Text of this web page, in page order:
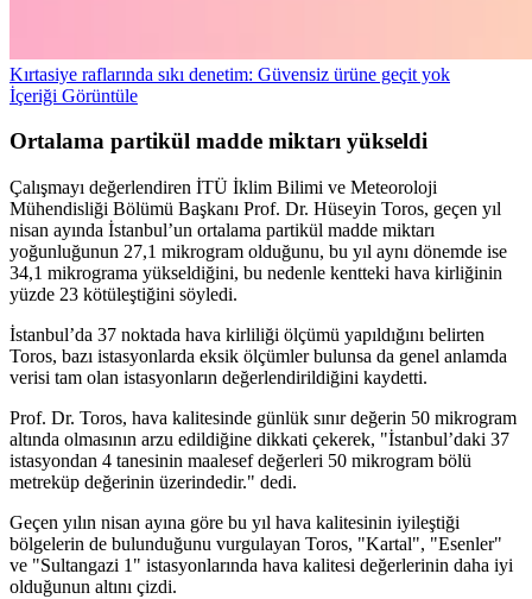
Kırtasiye raflarında sıkı denetim: Güvensiz ürüne geçit yok
İçeriği Görüntüle
Ortalama partikül madde miktarı yükseldi
Çalışmayı değerlendiren İTÜ İklim Bilimi ve Meteoroloji
Mühendisliği Bölümü Başkanı Prof. Dr. Hüseyin Toros, geçen yıl
nisan ayında İstanbul’un ortalama partikül madde miktarı
yoğunluğunun 27,1 mikrogram olduğunu, bu yıl aynı dönemde ise
34,1 mikrograma yükseldiğini, bu nedenle kentteki hava kirliğinin
yüzde 23 kötüleştiğini söyledi.
İstanbul’da 37 noktada hava kirliliği ölçümü yapıldığını belirten
Toros, bazı istasyonlarda eksik ölçümler bulunsa da genel anlamda
verisi tam olan istasyonların değerlendirildiğini kaydetti.
Prof. Dr. Toros, hava kalitesinde günlük sınır değerin 50 mikrogram
altında olmasının arzu edildiğine dikkati çekerek, "İstanbul’daki 37
istasyondan 4 tanesinin maalesef değerleri 50 mikrogram bölü
metreküp değerinin üzerindedir." dedi.
Geçen yılın nisan ayına göre bu yıl hava kalitesinin iyileştiği
bölgelerin de bulunduğunu vurgulayan Toros, "Kartal", "Esenler"
ve "Sultangazi 1" istasyonlarında hava kalitesi değerlerinin daha iyi
olduğunun altını çizdi.